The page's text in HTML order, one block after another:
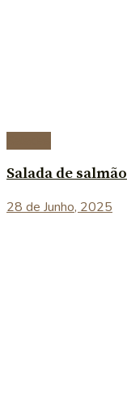
Salada de salmão
28 de Junho, 2025